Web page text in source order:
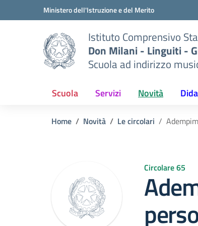
Vai ai contenuti
Vai al menu di navigazioneMinistero dell'Istruzione e del Merito
Istituto Comprensivo
Don Milani - Linguiti -
Scuola ad indirizzo
Scuola Servizi Novità
Home Novità Le circolari
Circolare 65